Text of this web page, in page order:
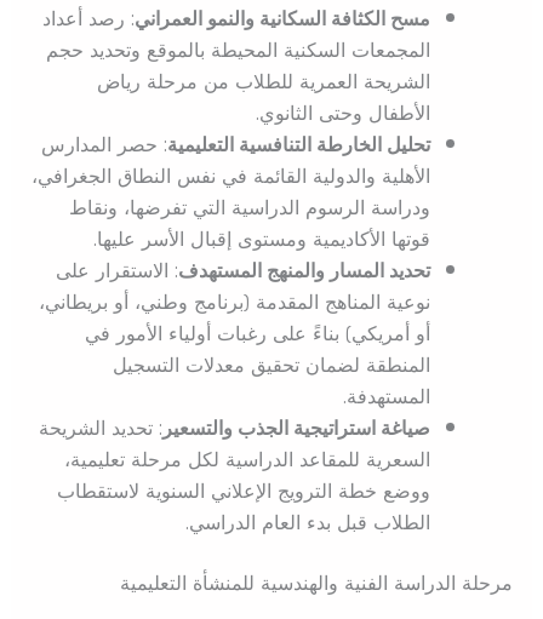
مسح الكثافة السكانية والنمو العمراني: رصد أعداد
المجمعات السكنية المحيطة بالموقع وتحديد حجم
الشريحة العمرية للطلاب من مرحلة رياض
الأطفال وحتى الثانوي.
تحليل الخارطة التنافسية التعليمية: حصر المدارس
الأهلية والدولية القائمة في نفس النطاق الجغرافي،
ودراسة الرسوم الدراسية التي تفرضها، ونقاط
قوتها الأكاديمية ومستوى إقبال الأسر عليها.
تحديد المسار والمنهج المستهدف: الاستقرار على
نوعية المناهج المقدمة (برنامج وطني، أو بريطاني،
أو أمريكي) بناءً على رغبات أولياء الأمور في
المنطقة لضمان تحقيق معدلات التسجيل
المستهدفة.
صياغة استراتيجية الجذب والتسعير: تحديد الشريحة
السعرية للمقاعد الدراسية لكل مرحلة تعليمية،
ووضع خطة الترويج الإعلاني السنوية لاستقطاب
الطلاب قبل بدء العام الدراسي.
مرحلة الدراسة الفنية والهندسية للمنشأة التعليمية